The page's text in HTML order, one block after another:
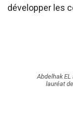
développer les
Abdelhak EL
lauréat